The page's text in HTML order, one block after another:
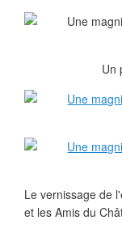
Un
Le vernissage de
et les Amis du